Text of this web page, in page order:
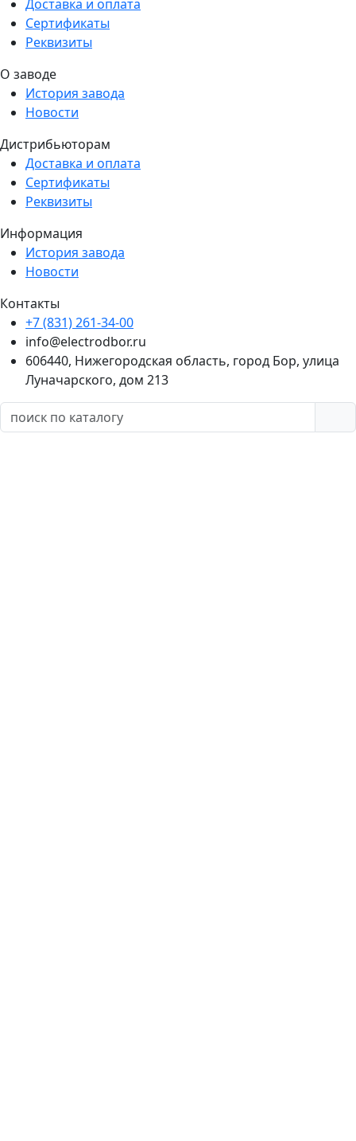
Доставка и оплата
Сертификаты
Реквизиты
О заводе
История завода
Новости
Дистрибьюторам
Доставка и оплата
Сертификаты
Реквизиты
Информация
История завода
Новости
Контакты
+7 (831) 261-34-00
info@electrodbor.ru
606440, Нижегородская область, город Бор, улица
Луначарского, дом 213